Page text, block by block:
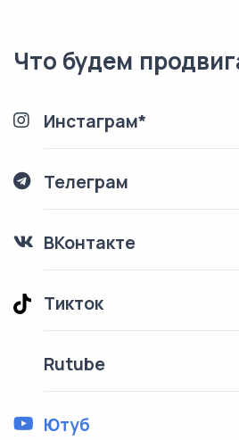
Что будем
Инстаграм*
Телеграм
ВКонтакте
Тикток
Rutube
Ютуб